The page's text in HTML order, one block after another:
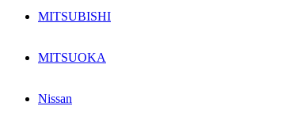
MITSUBISHI
MITSUOKA
Nissan